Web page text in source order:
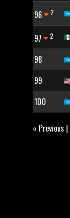
96 2
97 2
98
99
100
« Previous |